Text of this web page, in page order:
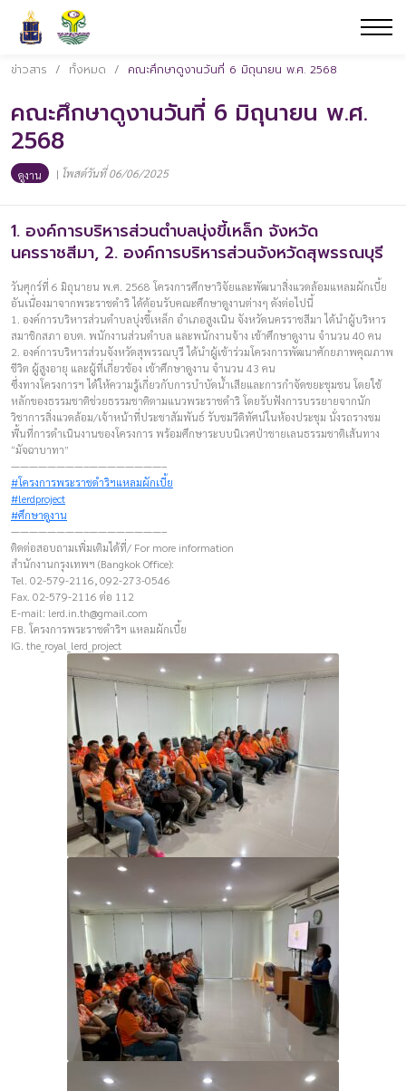
ข่าวสาร / ทั้งหมด / คณะศึกษาดูงานวันที่ 6 มิถุนายน พ.ศ. 2568
คณะศึกษาดูงานวันที่ 6 มิถุนายน พ.ศ.
2568
ดูงาน | โพสต์วันที่ 06/06/2025
1. องค์การบริหารส่วนตำบลบุ่งขี้เหล็ก จังหวัด
นครราชสีมา, 2. องค์การบริหารส่วนจังหวัดสุพรรณบุรี
วันศุกร์ที่ 6 มิถุนายน พ.ศ. 2568 โครงการศึกษาวิจัยและพัฒนาสิ่งแวดล้อมแหลมผักเบี้ย
อันเนื่องมาจากพระราชดำริ ได้ต้อนรับคณะศึกษาดูงานต่างๆ ดังต่อไปนี้
1. องค์การบริหารส่วนตำบลบุ่งขี้เหล็ก อำเภอสูงเนิน จังหวัดนครราชสีมา ได้นำผู้บริหาร
สมาชิกสภา อบต. พนักงานส่วนตำบล และพนักงานจ้าง เข้าศึกษาดูงาน จำนวน 40 คน
2. องค์การบริหารส่วนจังหวัดสุพรรณบุรี ได้นำผู้เข้าร่วมโครงการพัฒนาศักยภาพคุณภาพ
ชีวิต ผู้สูงอายุ และผู้ที่เกี่ยวข้อง เข้าศึกษาดูงาน จำนวน 43 คน
ซึ่งทางโครงการฯ ได้ให้ความรู้เกี่ยวกับการบำบัดน้ำเสียและการกำจัดขยะชุมชน โดยใช้
หลักของธรรมชาติช่วยธรรมชาติตามแนวพระราชดำริ โดยรับฟังการบรรยายจากนัก
วิชาการสิ่งแวดล้อม/เจ้าหน้าที่ประชาสัมพันธ์ รับชมวีดิทัศน์ในห้องประชุม นั่งรถรางชม
พื้นที่การดำเนินงานของโครงการ พร้อมศึกษาระบบนิเวศป่าชายเลนธรรมชาติเส้นทาง
“มัจฉาบาทา”
————————–————————–
#โครงการพระราชดำริฯแหลมผักเบี้ย
#lerdproject
#ศึกษาดูงาน
————————–————————–
ติดต่อสอบถามเพิ่มเติมได้ที่/ For more information
สำนักงานกรุงเทพฯ (Bangkok Office):
Tel. 02-579-2116, 092-273-0546
Fax. 02-579-2116 ต่อ 112
E-mail: lerd.in.th@gmail.com
FB. โครงการพระราชดำริฯ แหลมผักเบี้ย
IG. the_royal_lerd_project